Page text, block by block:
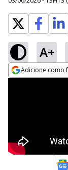
A+
Adicione como